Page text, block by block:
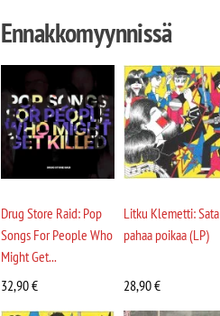
Ennakkomyynnissä
Drug Store Raid: Pop
Songs For People Who
Might Get...
32,90€
Litku Klemetti: Sata
pahaa poikaa (LP)
28,90€